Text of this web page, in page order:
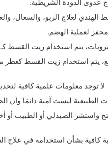
عدوى الدودة الشريطية.
لعلاج الربو، والسعال،
لعملية الهضم.
يتم استخدام زيت القسط
يتم استخدام زيت القسط
لا توجد معلومات علمية كافية
الطبيعية ليست آمنة دائمًا وأن
واستشر الصيدلي أو الطبيب أو
كافية بشأن استخدامه في علاج